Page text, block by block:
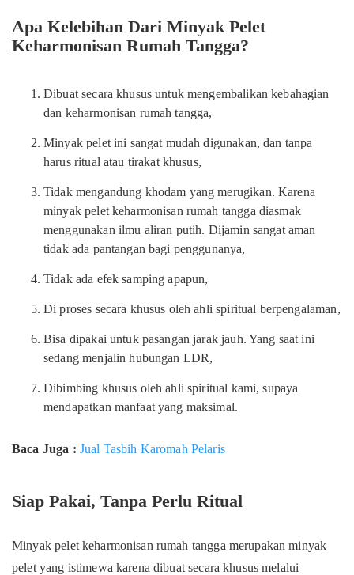
Apa Kelebihan Dari Minyak Pelet
Keharmonisan Rumah Tangga?
Dibuat secara khusus untuk mengembalikan kebahagian
dan keharmonisan rumah tangga,
Minyak pelet ini sangat mudah digunakan, dan tanpa
harus ritual atau tirakat khusus,
Tidak mengandung khodam yang merugikan. Karena
minyak pelet keharmonisan rumah tangga diasmak
menggunakan ilmu aliran putih. Dijamin sangat aman
tidak ada pantangan bagi penggunanya,
Tidak ada efek samping apapun,
Di proses secara khusus oleh ahli spiritual berpengalaman,
Bisa dipakai untuk pasangan jarak jauh. Yang saat ini
sedang menjalin hubungan LDR,
Dibimbing khusus oleh ahli spiritual kami, supaya
mendapatkan manfaat yang maksimal.
Baca Juga : Jual Tasbih Karomah Pelaris
Siap Pakai, Tanpa Perlu Ritual
Minyak pelet keharmonisan rumah tangga merupakan minyak
pelet yang istimewa karena dibuat secara khusus melalui